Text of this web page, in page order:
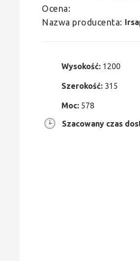
Ocena:
Nazwa producenta:
Wysokość: 1200
Szerokość: 315
Moc: 578
Szacowany czas